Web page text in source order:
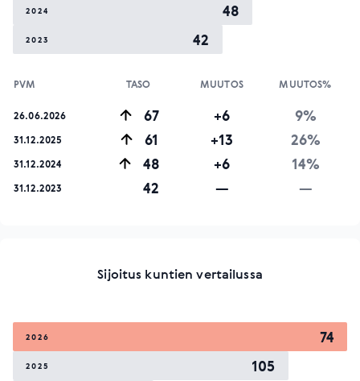
2024 48
2023 42
PVM TASO MUUTOS MUUTOS%
26.06.2026 67 +6 9%
31.12.2025 61 +13 26%
31.12.2024 48 +6 14%
31.12.2023 42 — —
Sijoitus kuntien vertailussa
2026 74
2025 105